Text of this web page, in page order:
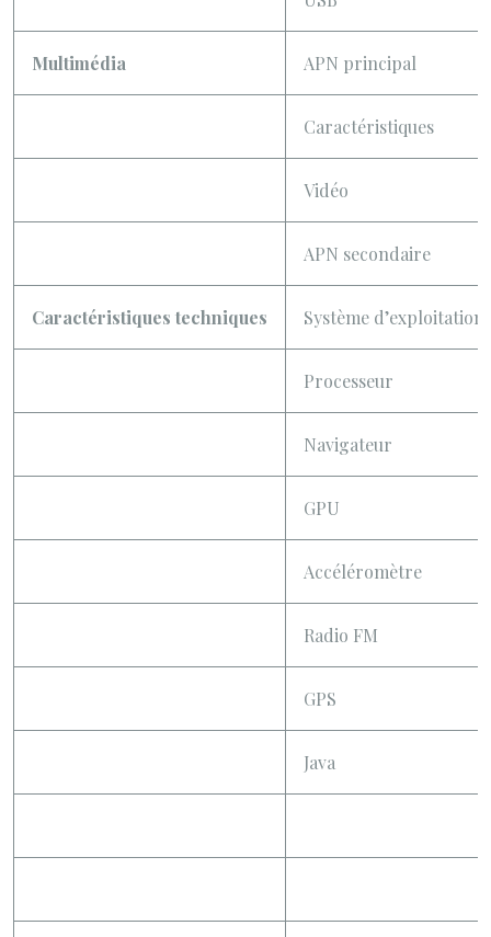
Multimédia APN principal
Caractéristiques
Vidéo
APN secondaire
Caractéristiques techniques Système d’exploitation
Processeur
Navigateur
GPU
Accéléromètre
Radio FM
GPS
Java